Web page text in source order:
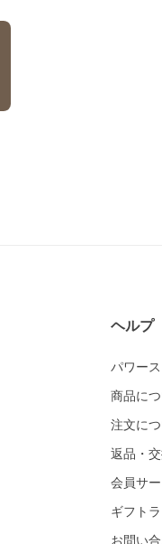
ヘルプ
パワー
商品に
注文に
返品・
会員サ
ギフト
お問い